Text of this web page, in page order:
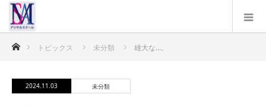
ホームトピックス 未分類 雄大な…。
2024.11.03 未分類